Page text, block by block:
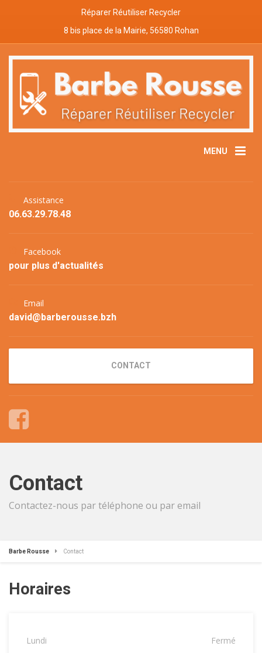
Réparer Réutiliser Recycler
8 bis place de la Mairie, 56580 Rohan
MENU
Assistance
06.63.29.78.48
Facebook
pour plus d'actualités
Email
david@barberousse.bzh
CONTACT
Contact
Contactez-nous par téléphone ou par email
Barbe Rousse Contact
Horaires
Lundi
Fermé